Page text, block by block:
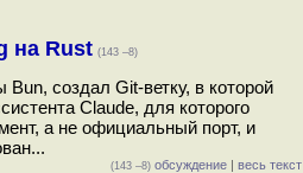
на Rust (143 –8)
создал Git-ветку, в которой
Claude, для которого
а не официальный порт, и
(143 –8) обсуждение | весь текст